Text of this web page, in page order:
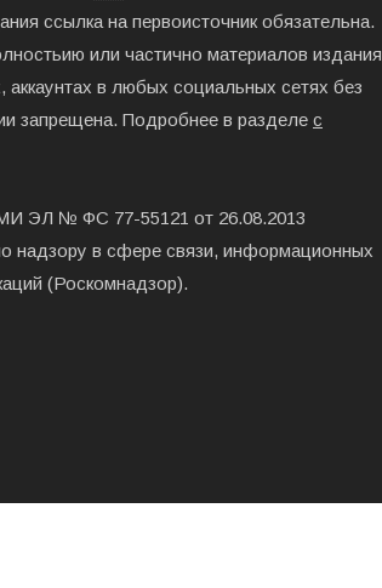
ссылка на первоисточник обязательна.
или частично материалов издания
аккаунтах в любых социальных сетях без
запрещена. Подробнее в разделе с
ЭЛ № ФС 77-55121 от 26.08.2013
надзору в сфере связи, информационных
(Роскомнадзор).